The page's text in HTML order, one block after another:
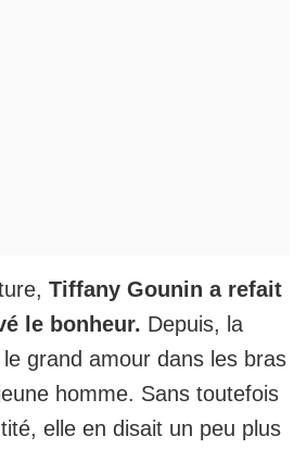
Tiffany Gounin a refait
le bonheur. Depuis, la
grand amour dans les bras
homme. Sans toutefois
elle en disait un peu plus